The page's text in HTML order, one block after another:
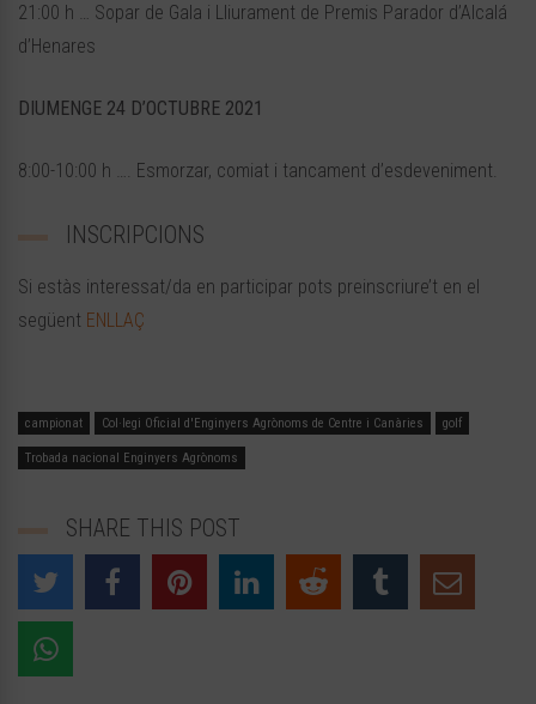
21:00 h … Sopar de Gala i Lliurament de Premis Parador d’Alcalá
d’Henares
DIUMENGE 24 D’OCTUBRE 2021
8:00-10:00 h …. Esmorzar, comiat i tancament d’esdeveniment.
INSCRIPCIONS
Si estàs interessat/da en participar pots preinscriure’t en el
següent ENLLAÇ
campionat Col·legi Oficial d'Enginyers Agrònoms de Centre i Canàries golf
Trobada nacional Enginyers Agrònoms
SHARE THIS POST